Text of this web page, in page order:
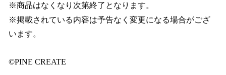
※商品はなくなり次第終了となります。
※掲載されている内容は予告なく変更になる場合がござ
います。
©PINE CREATE